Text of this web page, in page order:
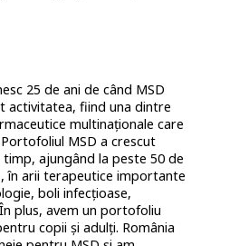
25 de ani de când MSD
activitatea, fiind una dintre
multinaţionale care
MSD a crescut
ajungând la peste 50 de
în arii terapeutice importante
boli infecțioase,
plus, avem un portofoliu
copii și adulți. România